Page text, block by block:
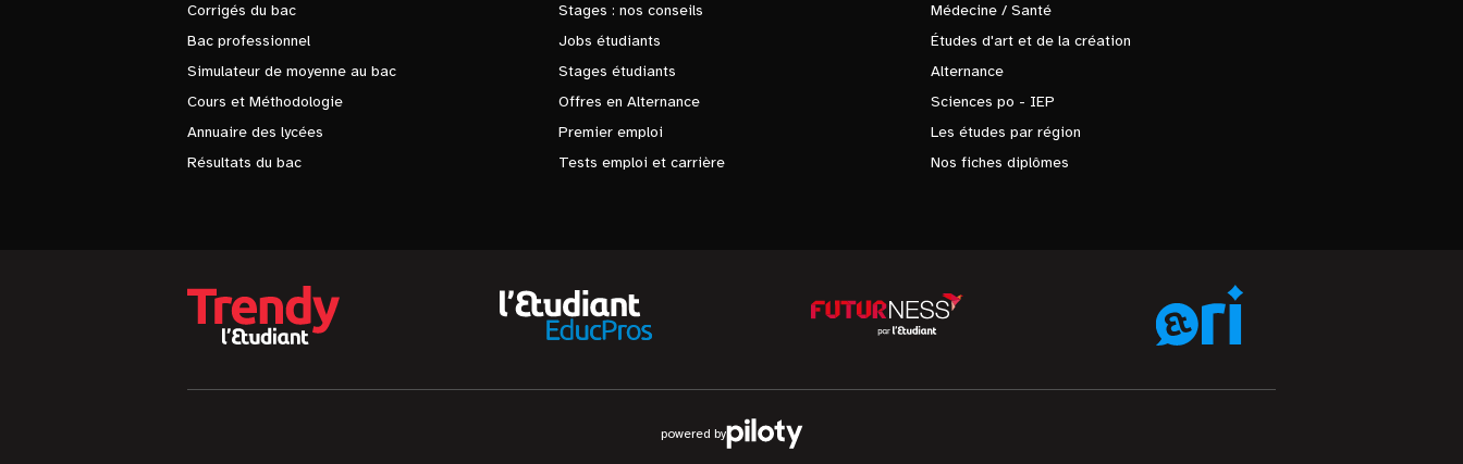
Corrigés du bac
Bac professionnel
Simulateur de moyenne au bac
Cours et Méthodologie
Annuaire des lycées
Résultats du bac
Stages : nos conseils
Jobs étudiants
Stages étudiants
Offres en Alternance
Premier emploi
Tests emploi et carrière
Médecine / Santé
Études d'art et de la création
Alternance
Sciences po - IEP
Les études par région
Nos fiches diplômes
powered by